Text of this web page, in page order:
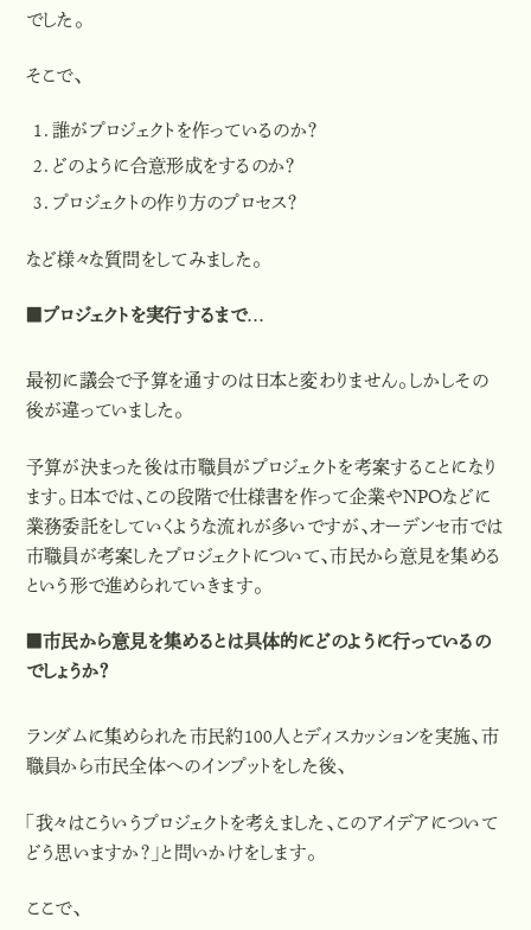
でした。
そこで、
誰がプロジェクトを作っているのか？
どのように合意形成をするのか？
プロジェクトの作り方のプロセス？
など様々な質問をしてみました。
■プロジェクトを実行するまで…
最初に議会で予算を通すのは日本と変わりません。しかしその
後が違っていました。
予算が決まった後は市職員がプロジェクトを考案することになり
ます。日本では、この段階で仕様書を作って企業やNPOなどに
業務委託をしていくような流れが多いですが、オーデンセ市では
市職員が考案したプロジェクトについて、市民から意見を集める
という形で進められていきます。
■市民から意見を集めるとは具体的にどのように行っているの
でしょうか？
ランダムに集められた市民約100人とディスカッションを実施、市
職員から市民全体へのインプットをした後、
「 我々はこういうプロジェクトを考えました、このアイデアについて
どう思いますか？」と問いかけをします。
ここで、